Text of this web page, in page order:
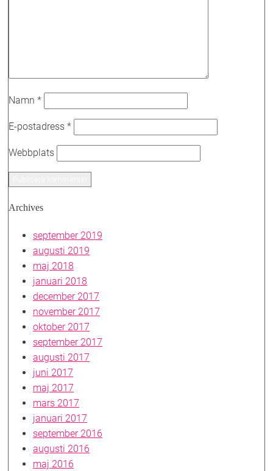
Namn *
E-postadress *
Webbplats
Archives
september 2019
augusti 2019
maj 2018
januari 2018
december 2017
november 2017
oktober 2017
september 2017
augusti 2017
juni 2017
maj 2017
mars 2017
januari 2017
september 2016
augusti 2016
maj 2016